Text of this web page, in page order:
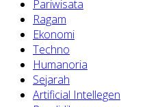
Pariwisata
Ragam
Ekonomi
Techno
Humanoria
Sejarah
Artificial Intellegen